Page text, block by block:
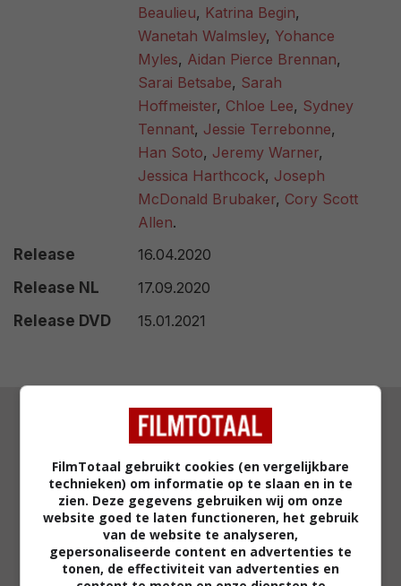
Beaulieu, Katrina Begin,
Wanetah Walmsley, Yohance
Myles, Aidan Pierce Brennan,
Sarai Betsabe, Sarah
Hoffmeister, Chloe Lee, Sydney
Tennant, Jessie Terrebonne,
Han Soto, Jeremy Warner,
Jessica Harthcock, Joseph
McDonald Brubaker, Cory Scott
Allen.
Release
16.04.2020
Release NL
17.09.2020
Release DVD
15.01.2021
RECENSENT
RUUD VOS
"Magie verpakt als filosofie, in een film die
vooral een zelfhulpmethode moet
verkopen."
FilmTotaal gebruikt cookies (en vergelijkbare
technieken) om informatie op te slaan en in te
zien. Deze gegevens gebruiken wij om onze
website goed te laten functioneren, het gebruik
van de website te analyseren,
gepersonaliseerde content en advertenties te
tonen, de effectiviteit van advertenties en